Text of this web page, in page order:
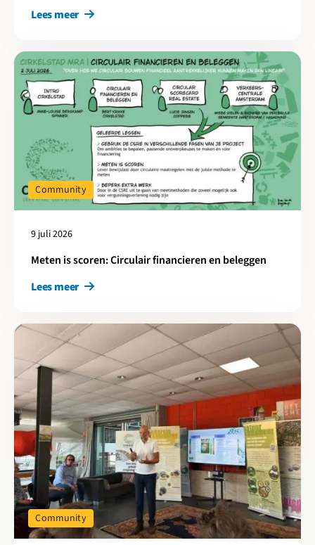
Lees meer
9 juli 2026
Meten is scoren: Circulair financieren en beleggen
Community
Lees meer
Lees meer over Meten is scoren: Circulair financieren en
Community
Lees meer over Cirkelstad Amersfoort-Utrecht: 25 jaar EVA-